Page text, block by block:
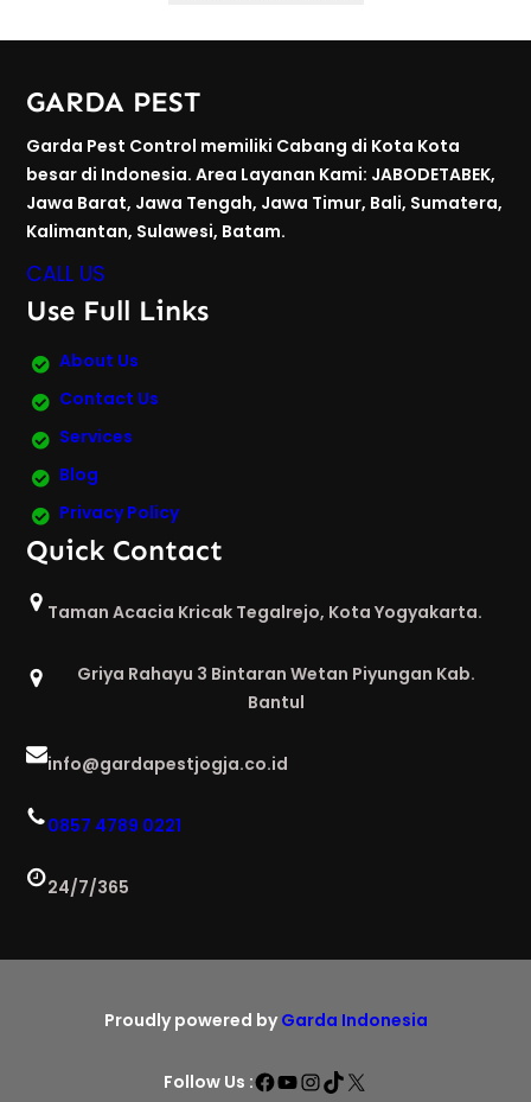
GARDA PEST
Garda Pest Control memiliki Cabang di Kota Kota
besar di Indonesia. Area Layanan Kami: JABODETABEK,
Jawa Barat, Jawa Tengah, Jawa Timur, Bali, Sumatera,
Kalimantan, Sulawesi, Batam.
CALL US
Use Full Links
About Us
Contact Us
Services
Blog
Privacy Policy
Quick Contact
Taman Acacia Kricak Tegalrejo, Kota Yogyakarta.
Griya Rahayu 3 Bintaran Wetan Piyungan Kab.
Bantul
info@gardapestjogja.co.id
0857 4789 0221
24/7/365
Proudly powered by Garda Indonesia
Follow Us :Facebook
YouTube
Instagram
TikTok
X